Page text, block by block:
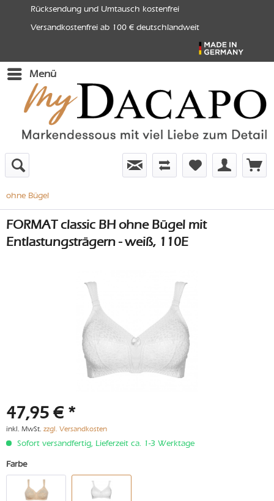
Rücksendung und Umtausch kostenfrei
Versandkostenfrei ab 100 € deutschlandweit
Menü
ohne Bügel
FORMAT classic BH ohne Bügel mit
Entlastungsträgern - weiß, 110E
47,95 € *
inkl. MwSt. zzgl. Versandkosten
Sofort versandfertig, Lieferzeit ca. 1-3 Werktage
Farbe